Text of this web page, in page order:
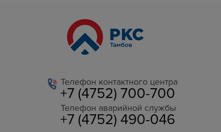
Телефон контактного центра
+7 (4752) 700-700
Телефон аварийной службы
+7 (4752) 490-046